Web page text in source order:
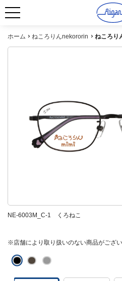
ホーム ねころりんnekororin ねころり
NE-6003M_C-1 くろねこ
※店舗により取り扱いのない商品がござい